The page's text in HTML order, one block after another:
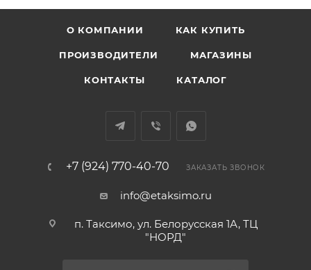
О КОМПАНИИ КАК КУПИТЬ
ПРОИЗВОДИТЕЛИ МАГАЗИНЫ
КОНТАКТЫ КАТАЛОГ
+7 (924) 770-40-70 ЗАКАЗАТЬ ЗВОНОК
info@etaksimo.ru
п. Таксимо, ул. Белорусская 1А, ТЦ
"НОРД"